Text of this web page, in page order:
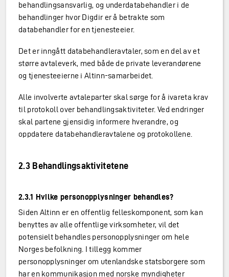
behandlingsansvarlig, og underdatabehandler i de
behandlinger hvor Digdir er å betrakte som
databehandler for en tjenesteeier.
Det er inngått databehandleravtaler, som en del av et
større avtaleverk, med både de private leverandørene
og tjenesteeierne i Altinn-samarbeidet.
Alle involverte avtaleparter skal sørge for å ivareta krav
til protokoll over behandlingsaktiviteter. Ved endringer
skal partene gjensidig informere hverandre, og
oppdatere databehandleravtalene og protokollene.
2.3 Behandlingsaktivitetene
2.3.1 Hvilke personopplysninger behandles?
Siden Altinn er en offentlig felleskomponent, som kan
benyttes av alle offentlige virksomheter, vil det
potensielt behandles personopplysninger om hele
Norges befolkning. I tillegg kommer
personopplysninger om utenlandske statsborgere som
har en kommunikasjon med norske myndigheter